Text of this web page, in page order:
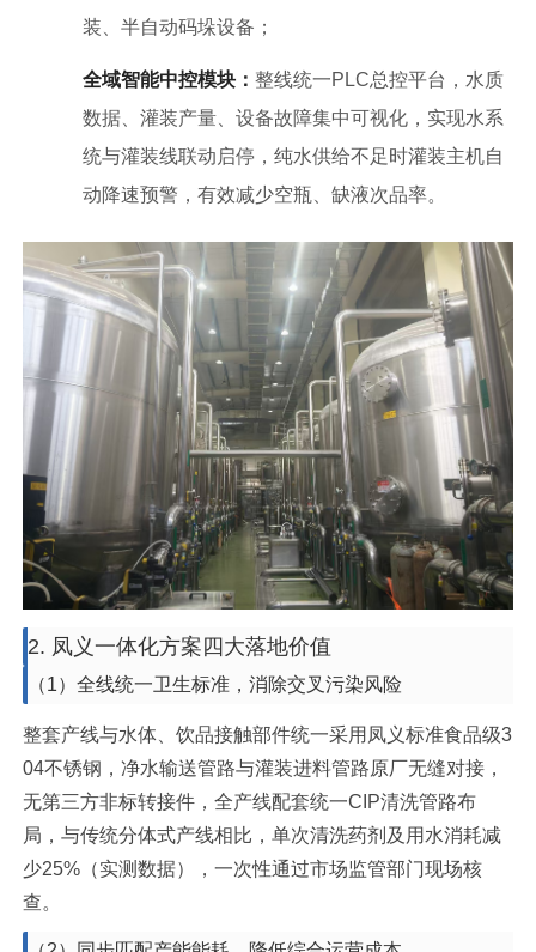
装、半自动码垛设备；
全域智能中控模块：整线统一PLC总控平台，水质
数据、灌装产量、设备故障集中可视化，实现水系
统与灌装线联动启停，纯水供给不足时灌装主机自
动降速预警，有效减少空瓶、缺液次品率。
2. 凤义一体化方案四大落地价值
（1）全线统一卫生标准，消除交叉污染风险
整套产线与水体、饮品接触部件统一采用凤义标准食品级3
04不锈钢，净水输送管路与灌装进料管路原厂无缝对接，
无第三方非标转接件，全产线配套统一CIP清洗管路布
局，与传统分体式产线相比，单次清洗药剂及用水消耗减
少25%（实测数据），一次性通过市场监管部门现场核
查。